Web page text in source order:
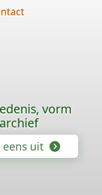
vorm
eens uit